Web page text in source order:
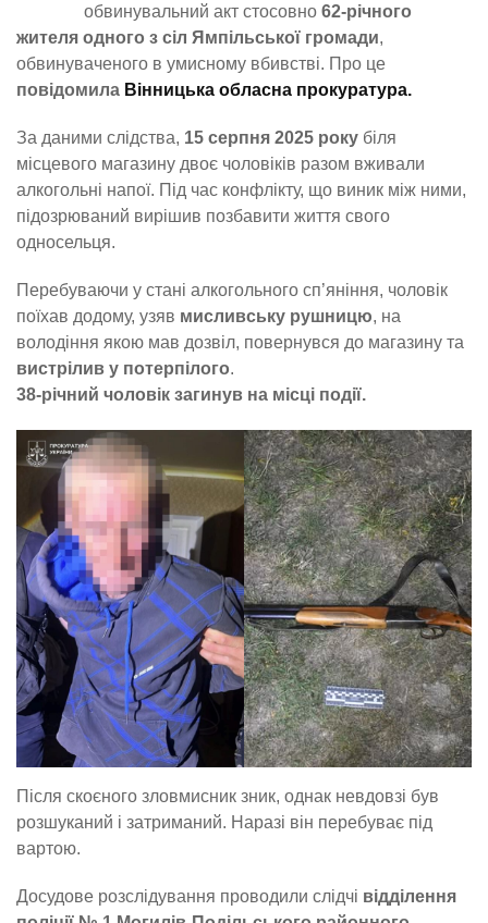
обвинувальний акт стосовно 62-річного
жителя одного з сіл Ямпільської громади,
обвинуваченого в умисному вбивстві. Про це
повідомила Вінницька обласна прокуратура.
За даними слідства, 15 серпня 2025 року біля
місцевого магазину двоє чоловіків разом вживали
алкогольні напої. Під час конфлікту, що виник між ними,
підозрюваний вирішив позбавити життя свого
односельця.
Перебуваючи у стані алкогольного сп’яніння, чоловік
поїхав додому, узяв мисливську рушницю, на
володіння якою мав дозвіл, повернувся до магазину та
вистрілив у потерпілого.
38-річний чоловік загинув на місці події.
Після скоєного зловмисник зник, однак невдовзі був
розшуканий і затриманий. Наразі він перебуває під
вартою.
Досудове розслідування проводили слідчі відділення